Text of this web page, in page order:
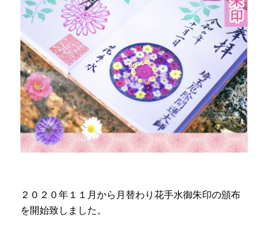
２０２０年１１月から月替わり花手水御朱印の頒布
を開始致しました。